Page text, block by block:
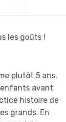
les goûts !
plutôt 5 ans.
avant
histoire de
grands. En